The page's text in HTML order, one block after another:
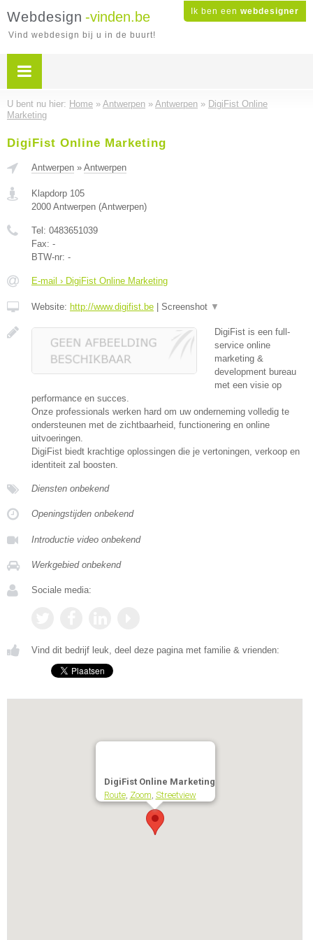
Ik ben een webdesigner
Webdesign -vinden.be
Vind webdesign bij u in de buurt!
U bent nu hier: Home » Antwerpen » Antwerpen » DigiFist Online
Marketing
DigiFist Online Marketing
Antwerpen » Antwerpen
Klapdorp 105
2000 Antwerpen (Antwerpen)
Tel: 0483651039
Fax: -
BTW-nr: -
E-mail › DigiFist Online Marketing
Website: http://www.digifist.be Screenshot ▼
DigiFist is een full-
service online
marketing &
development bureau
met een visie op
performance en succes.
Onze professionals werken hard om uw onderneming volledig te
ondersteunen met de zichtbaarheid, functionering en online
uitvoeringen.
DigiFist biedt krachtige oplossingen die je vertoningen, verkoop en
identiteit zal boosten.
Diensten onbekend
Openingstijden onbekend
Introductie video onbekend
Werkgebied onbekend
Sociale media:
Vind dit bedrijf leuk, deel deze pagina met familie & vrienden:
DigiFist Online Marketing
Route, Zoom, Streetview